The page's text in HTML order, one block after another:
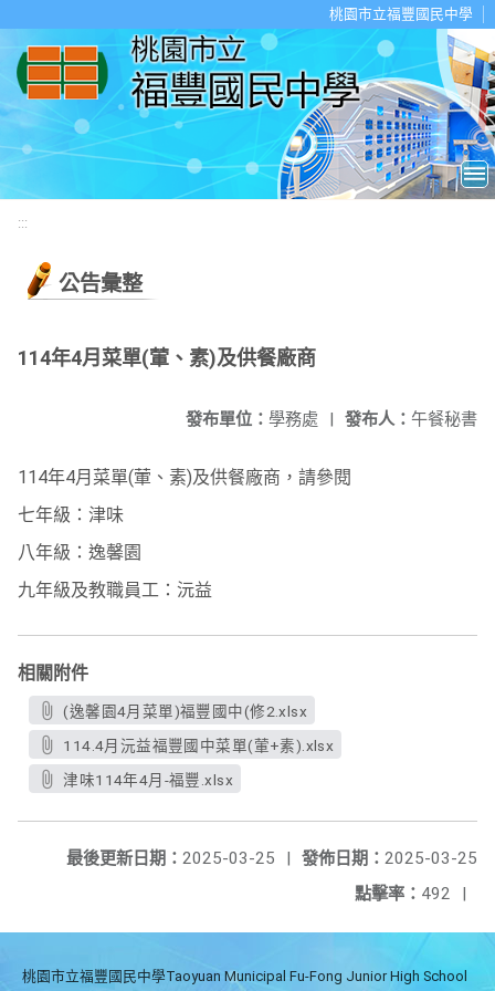
桃園市立福豐國民中學
:::
公告彙整
114年4月菜單(葷、素)及供餐廠商
發布人： 午餐秘書
發布單位： 學務處 |
114年4月菜單(葷、素)及供餐廠商，請參閱
七年級：津味
八年級：逸馨園
九年級及教職員工：沅益
相關附件
(逸馨園4月菜單)福豐國中(修2.xlsx
114.4月沅益福豐國中菜單(葷+素).xlsx
津味114年4月-福豐.xlsx
發佈日期： 2025-03-25
最後更新日期： 2025-03-25
|
點擊率： 492 |
桃園市立福豐國民中學Taoyuan Municipal Fu-Fong Junior High School